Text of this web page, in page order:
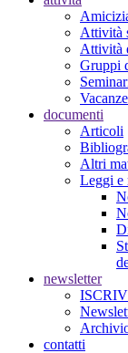
Attività
Attività
Gruppi
documenti
Articoli
Altri
Leggi e
newsletter
contatti